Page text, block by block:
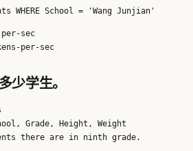
sec
少学生。
Grade, Height, Weight
there are in ninth grade.